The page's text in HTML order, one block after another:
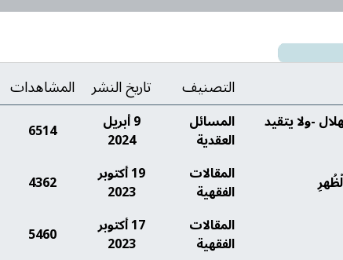
التصنيف تاريخ النشر المشاهدات
-ولا يتقيد المسائل
العقدية
9 أبريل
2024
6514
المقالات
الفقهية
19 أكتوبر
2023
4362
المقالات
الفقهية
17 أكتوبر
2023
5460